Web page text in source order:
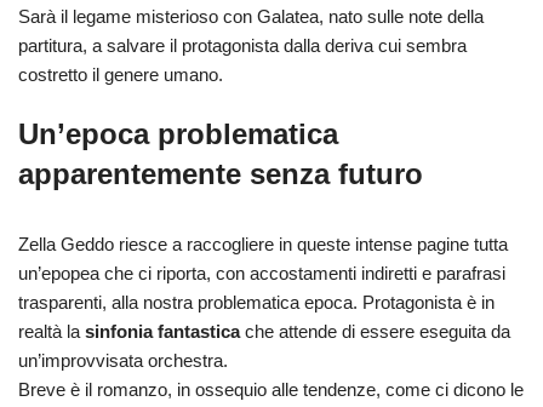
Sarà il legame misterioso con Galatea, nato sulle note della
partitura, a salvare il protagonista dalla deriva cui sembra
costretto il genere umano.
Un’epoca problematica
apparentemente senza futuro
Zella Geddo riesce a raccogliere in queste intense pagine tutta
un’epopea che ci riporta, con accostamenti indiretti e parafrasi
trasparenti, alla nostra problematica epoca. Protagonista è in
realtà la sinfonia fantasticache attende di essere eseguita da
un’improvvisata orchestra.
Breve è il romanzo, in ossequio alle tendenze, come ci dicono le